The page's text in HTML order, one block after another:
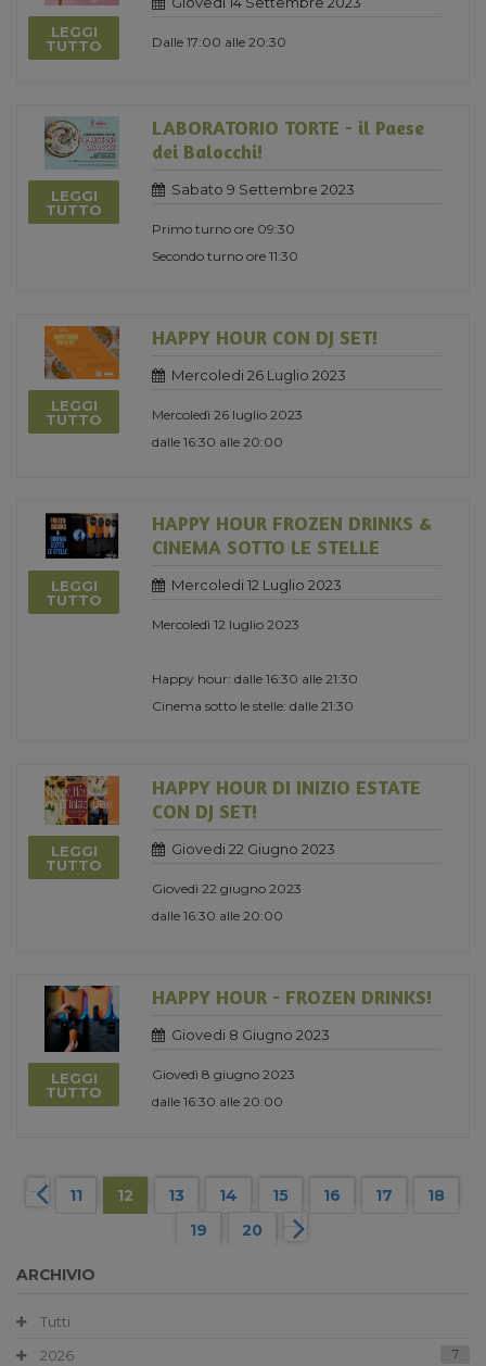
LEGGI
TUTTO
Dalle 17:00 alle 20:30
LEGGI
TUTTO
LABORATORIO TORTE - il Paese
dei Balocchi!
Sabato 9 Settembre 2023
Primo turno ore 09:30
Secondo turno ore 11:30
LEGGI
TUTTO
HAPPY HOUR CON DJ SET!
Mercoledi 26 Luglio 2023
Mercoledì 26 luglio 2023
dalle 16:30 alle 20:00
LEGGI
TUTTO
HAPPY HOUR FROZEN DRINKS &
CINEMA SOTTO LE STELLE
Mercoledi 12 Luglio 2023
Mercoledì 12 luglio 2023
Happy hour: dalle 16:30 alle 21:30
Cinema sotto le stelle: dalle 21:30
LEGGI
TUTTO
HAPPY HOUR DI INIZIO ESTATE
CON DJ SET!
Giovedi 22 Giugno 2023
Giovedì 22 giugno 2023
dalle 16:30 alle 20:00
LEGGI
TUTTO
HAPPY HOUR - FROZEN DRINKS!
Giovedi 8 Giugno 2023
Giovedì 8 giugno 2023
dalle 16:30 alle 20:00
11 12 13 14 15 16 17
18
19
20
ARCHIVIO
Tutti
2026
7